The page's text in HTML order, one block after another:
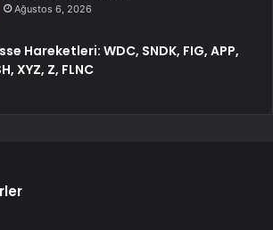
Ağustos 6, 2026
Hareketleri: WDC, SNDK, FIG, APP,
XYZ, Z, FLNC